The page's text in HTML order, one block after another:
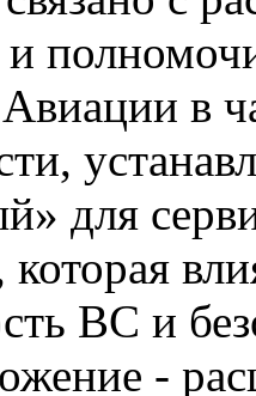
и
в
для
которая
ВС и
-